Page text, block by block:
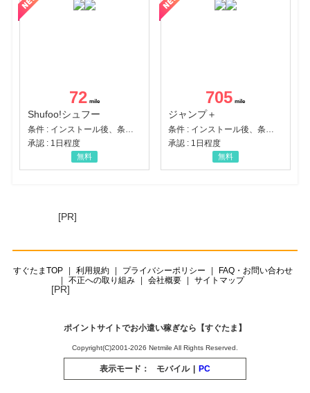
72
Shufoo!シュフー
承認 : 1日程度
無料
705
ジャンプ＋
承認 : 1日程度
無料
[PR]
すぐたまTOP 利用規約 プライバシーポリシー
FAQ・お問い合わせ
不正への取り組み
会社概要 サイトマップ
[PR]
ポイントサイトでお小遣い稼ぎなら【すぐたま】
Copyright(C)2001-2026 Netmile All Rights Reserved.
表示モード： モバイル | PC